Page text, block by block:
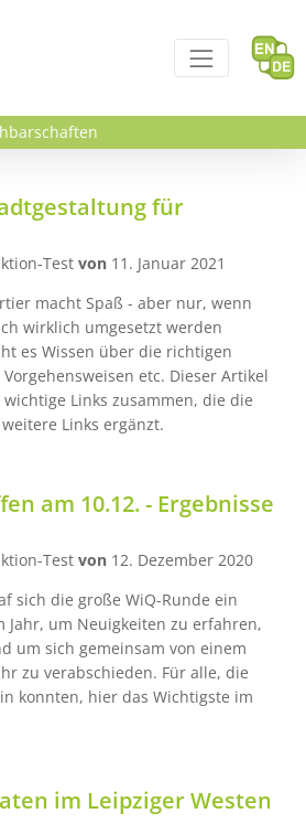
für
Test von 11. Januar 2021
macht Spaß - aber nur, wenn
wirklich umgesetzt werden
es Wissen über die richtigen
etc. Dieser Artikel
Links zusammen, die die
Links ergänzt.
am 10.12. - Ergebnisse
Test von 12. Dezember 2020
sich die große WiQ-Runde ein
Jahr, um Neuigkeiten zu erfahren,
um sich gemeinsam von einem
zu verabschieden. Für alle, die
konnten, hier das Wichtigste im
im Leipziger Westen